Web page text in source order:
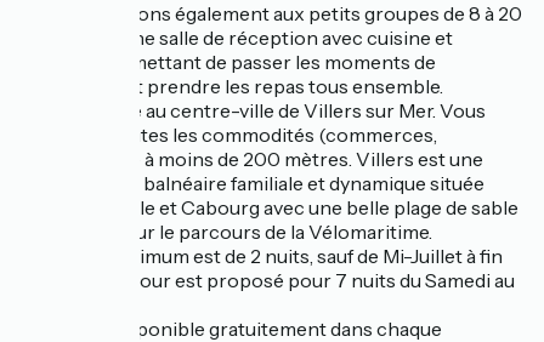
Nous proposons également aux petits groupes de 8 à 20
personnes une salle de réception avec cuisine et
vaisselle permettant de passer les moments de
convivialité et prendre les repas tous ensemble.
Elle est située au centre-ville de Villers sur Mer. Vous
trouverez toutes les commodités (commerces,
restaurants…) à moins de 200 mètres. Villers est une
petite station balnéaire familiale et dynamique située
entre Deauville et Cabourg avec une belle plage de sable
fin et située sur le parcours de la Vélomaritime.
Le séjour minimum est de 2 nuits, sauf de Mi-Juillet à fin
Aout où le séjour est proposé pour 7 nuits du Samedi au
Le wifi est disponible gratuitement dans chaque